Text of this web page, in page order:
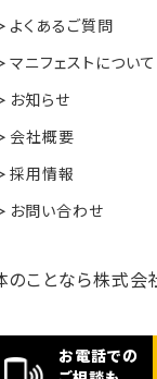
お電話での
よくあるご質問
マニフェストについて
お知らせ
会社概要
採用情報
お問い合わせ
ことなら株式会